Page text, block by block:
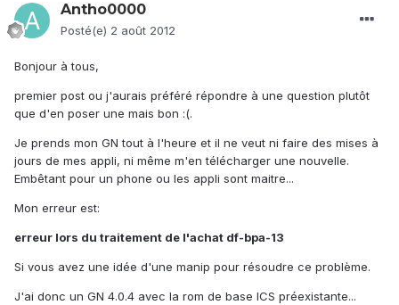
Antho0000
Posté(e) 2 août 2012
Bonjour à tous,
premier post ou j'aurais préféré répondre à une question plutôt
que d'en poser une mais bon :(.
Je prends mon GN tout à l'heure et il ne veut ni faire des mises à
jours de mes appli, ni même m'en télécharger une nouvelle.
Embêtant pour un phone ou les appli sont maitre...
Mon erreur est:
erreur lors du traitement de l'achat df-bpa-13
Si vous avez une idée d'une manip pour résoudre ce problème.
J'ai donc un GN 4.0.4 avec la rom de base ICS préexistante...